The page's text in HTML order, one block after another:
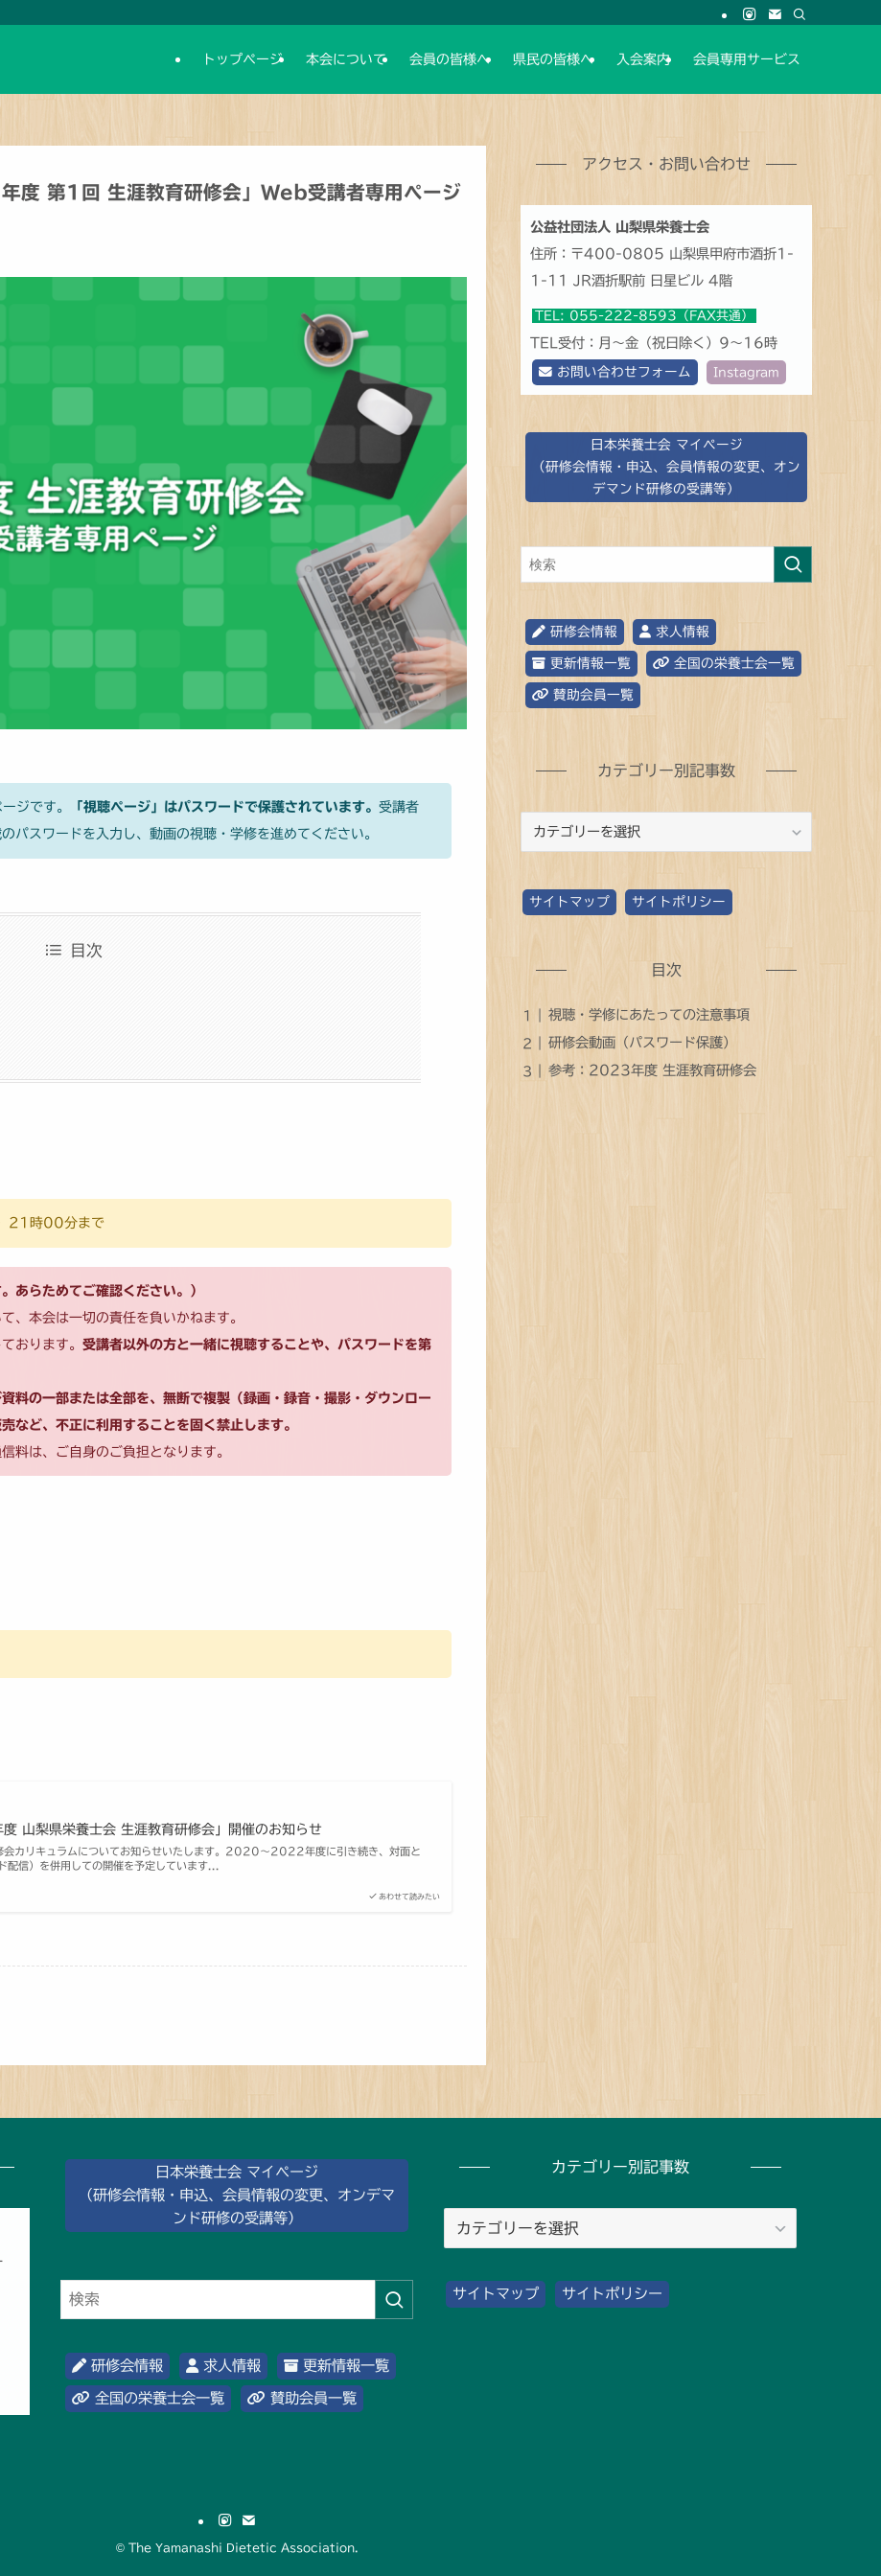
トップページ 本会について 会員の皆様へ 県民の皆様へ 入会案内 会員専用サービス
度 第1回 生涯教育研修会」Web受講者専用ページ
ジです。 「視聴ページ」はパスワードで保護されています。受講者
パスワードを入力し、動画の視聴・学修を進めてください。
目次
21時00分まで
あらためてご確認ください。）
、本会は一切の責任を負いかねます。
おります。受講者以外の方と一緒に視聴することや、パスワードを第
料の一部または全部を、無断で複製（録画・録音・撮影・ダウンロー
など、不正に利用することを固く禁止します。
料は、ご自身のご負担となります。
あわせて読みたい
山梨県栄養士会 生涯教育研修会」開催のお知らせ
カリキュラムについてお知らせいたします。2020～2022年度に引き続き、対面と
配信）を併用しての開催を予定しています...
アクセス・お問い合わせ
公益社団法人 山梨県栄養士会
住所：〒400-0805 山梨県甲府市酒折1-
1-11 JR酒折駅前 日星ビル 4階
TEL: 055-222-8593（FAX共通）
TEL受付：月～金（祝日除く）9～16時
お問い合わせフォーム Instagram
日本栄養士会 マイページ
（研修会情報・申込、会員情報の変更、オン
デマンド研修の受講等）
研修会情報 求人情報
更新情報一覧 全国の栄養士会一覧
賛助会員一覧
カテゴリー別記事数
テ
リ
事
サイトマップ サイトポリシー
目次
視聴・学修にあたっての注意事項
研修会動画（パスワード保護）
参考：2023年度 生涯教育研修会
日本栄養士会 マイページ
（研修会情報・申込、会員情報の変更、オンデマ
ンド研修の受講等）
研修会情報 求人情報 更新情報一覧
全国の栄養士会一覧 賛助会員一覧
カテゴリー別記事数
カ
テ
ゴ
リ
サイトマップ サイトポリシー
©The Yamanashi Dietetic Association.